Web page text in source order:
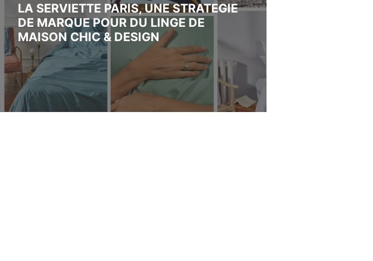
LA SERVIETTE PARIS, UNE STRATEGIE
DE MARQUE POUR DU LINGE DE
MAISON CHIC & DESIGN